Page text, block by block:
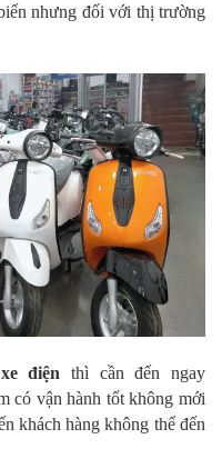
nhưng đối với thị trường
điện thì cần đến ngay
có vận hành tốt không mới
khách hàng không thể đến